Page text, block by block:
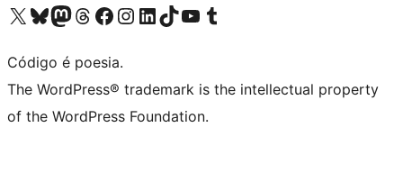
Visite a nossa conta X (antigo Twitter)
Visit our Bluesky account
Visit our Mastodon account
Visit our Threads account
Visite a nossa página do Facebook
Visite a nossa conta no Instagram
Visite a nossa conta no LinkedIn
Visit our TikTok account
Visit our YouTube channel
Visit our Tumblr account
Código é poesia.
The WordPress® trademark is the intellectual property
of the WordPress Foundation.